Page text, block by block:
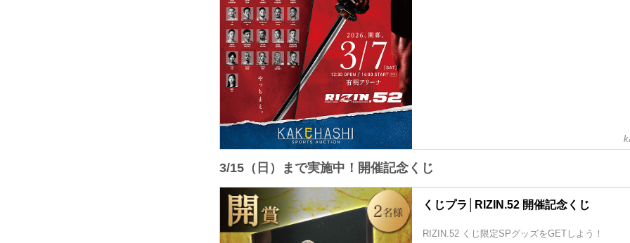
3/15（日）まで実施中！開催記念くじ
くじプラ│RIZIN.52 開催記念くじ
RIZIN.52 くじ限定SPグッズをGETしよう！